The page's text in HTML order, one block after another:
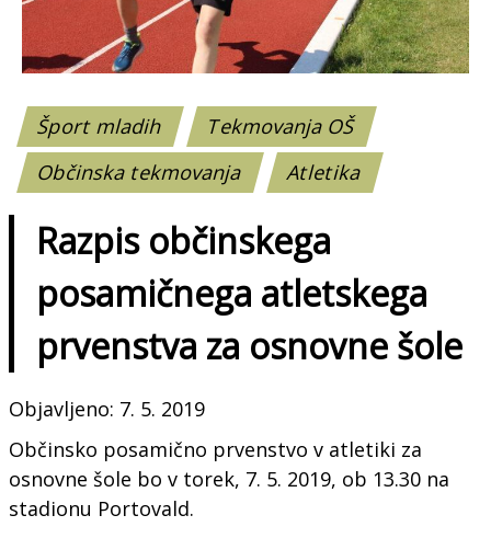
Šport mladih
Tekmovanja OŠ
Občinska tekmovanja
Atletika
Razpis občinskega
posamičnega atletskega
prvenstva za osnovne šole
Objavljeno: 7. 5. 2019
Občinsko posamično prvenstvo v atletiki za
osnovne šole bo v torek, 7. 5. 2019, ob 13.30 na
stadionu Portovald.